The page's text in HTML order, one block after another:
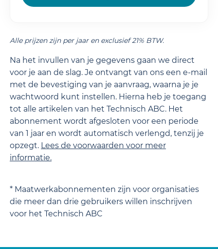
Alle prijzen zijn per jaar en exclusief 21% BTW.
Na het invullen van je gegevens gaan we direct
voor je aan de slag. Je ontvangt van ons een e-mail
met de bevestiging van je aanvraag, waarna je je
wachtwoord kunt instellen. Hierna heb je toegang
tot alle artikelen van het Technisch ABC. Het
abonnement wordt afgesloten voor een periode
van 1 jaar en wordt automatisch verlengd, tenzij je
opzegt. Lees de voorwaarden voor meer
informatie.
* Maatwerkabonnementen zijn voor organisaties
die meer dan drie gebruikers willen inschrijven
voor het Technisch ABC